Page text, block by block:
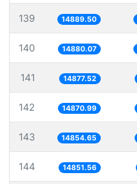
139 14889.50
140 14880.07
141 14877.52
142 14870.99
143 14854.65
144 14851.56